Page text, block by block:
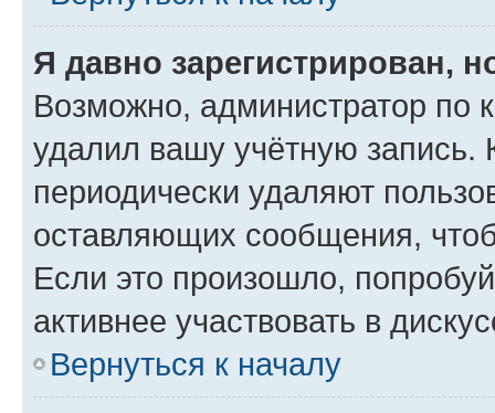
Я давно зарегистрирован,
Возможно, администратор по
удалил вашу учётную запись.
периодически удаляют
оставляющих сообщения,
Если это произошло,
активнее участвовать в
Вернуться к началу